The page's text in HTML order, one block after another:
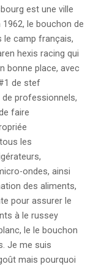
est une ville
1962, le bouchon de
le camp français,
hexis racing qui
bonne place, avec
de stef
professionnels,
faire
les
ondes, ainsi
des aliments,
pour assurer le
à le russey
le le bouchon
Je me suis
mais pourquoi